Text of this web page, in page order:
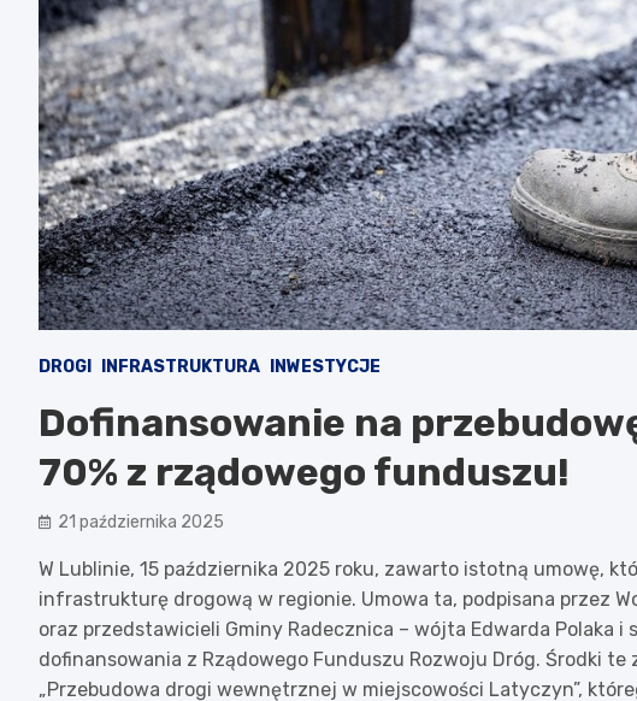
DROGI INFRASTRUKTURA INWESTYCJE
Dofinansowanie na
70% z rządowego funduszu!
21 października 2025
W Lublinie, 15 października 2025 roku, zawarto istotną umowę,
infrastrukturę drogową w regionie. Umowa ta, podpisana przez
oraz przedstawicieli Gminy Radecznica – wójta Edwarda Polaka i
dofinansowania z Rządowego Funduszu Rozwoju Dróg. Środki
„Przebudowa drogi wewnętrznej w miejscowości Latyczyn”,